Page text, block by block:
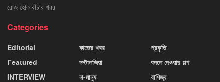
রোজ হোক বাঁচার খবর
Categories
Editorial
Featured
INTERVIEW
কাজের খবর
নস্টালজিয়া
না-মানুষ
প্রকৃতি
বদলে দেওয়ার গল্প
বাণিজ্য